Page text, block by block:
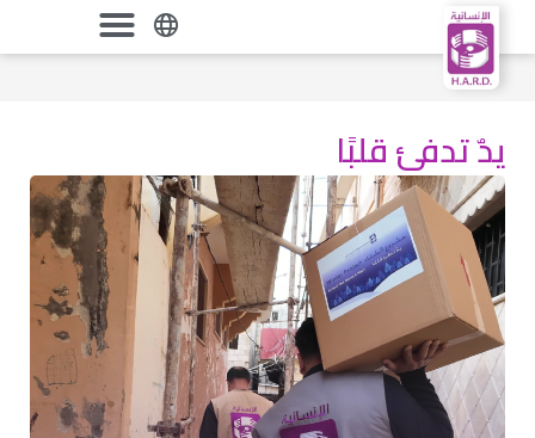
يدٌ تدفئ قلبًا